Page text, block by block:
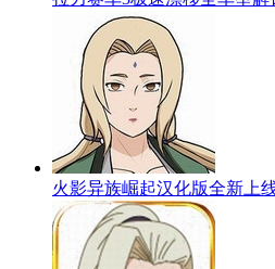
火影异族崛起汉化版全新上